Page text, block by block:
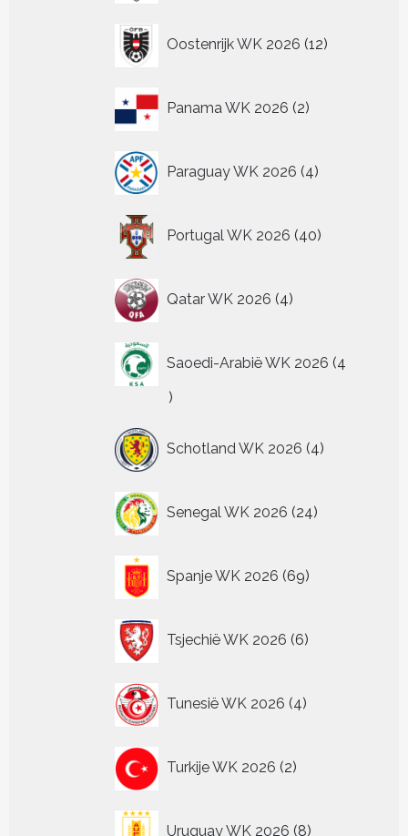
Oostenrijk WK 2026 12
producten
Panama WK 2026 2
producten
Paraguay WK 2026 4
producten
Portugal WK 2026 40
producten
Qatar WK 2026 4
producten
Saoedi-Arabië WK 2026 4
4
Schotland WK 2026 4
producten
Senegal WK 2026 24
producten
Spanje WK 2026 69
producten
Tsjechië WK 2026 6
producten
Tunesië WK 2026 4
producten
Turkije WK 2026 2
producten
Uruguay WK 2026 8